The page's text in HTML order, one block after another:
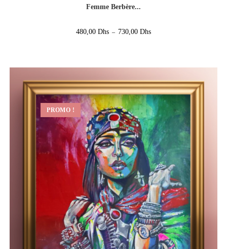
Femme Berbère...
480,00 Dhs – 730,00 Dhs
PROMO !